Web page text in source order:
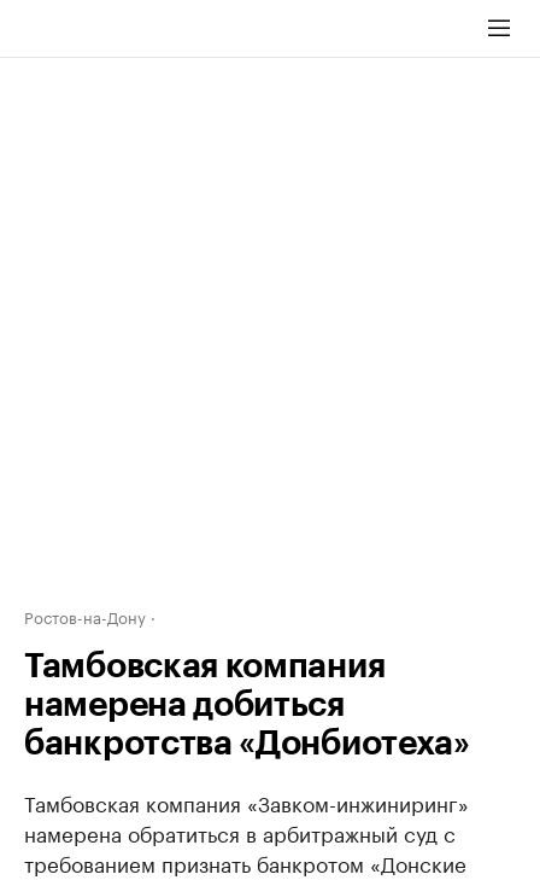
Ростов-на-Дону
Тамбовская компания
намерена добиться
банкротства «Донбиотеха»
Тамбовская компания «Завком-инжиниринг»
намерена обратиться в арбитражный суд с
требованием признать банкротом «Донские